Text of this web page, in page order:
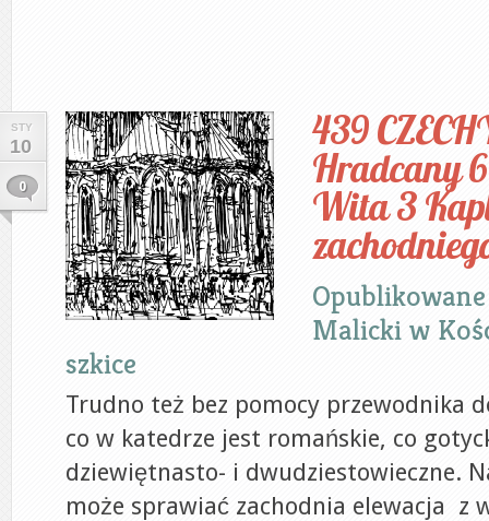
STY
10
0
439
Hradcany
Wita 3
Malicki w
szkice
Trudno też bez pomocy przewodnika
co w katedrze jest romańskie, co
dziewiętnasto- i dwudziestowieczne.
może sprawiać zachodnia elewacja z